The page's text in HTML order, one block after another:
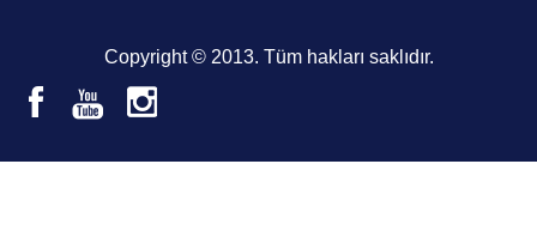
Copyright © 2013. Tüm hakları saklıdır.